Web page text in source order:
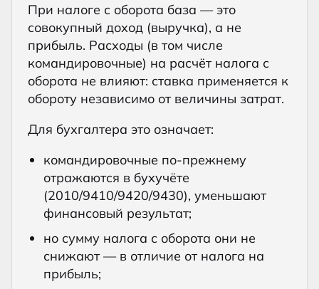
При налоге с оборота база — это
совокупный доход (выручка), а не
прибыль. Расходы (в том числе
командировочные) на расчёт налога с
оборота не влияют: ставка применяется к
обороту независимо от величины затрат.
Для бухгалтера это означает:
командировочные по-прежнему
отражаются в бухучёте
(2010/9410/9420/9430), уменьшают
финансовый результат;
но сумму налога с оборота они не
снижают — в отличие от налога на
прибыль;